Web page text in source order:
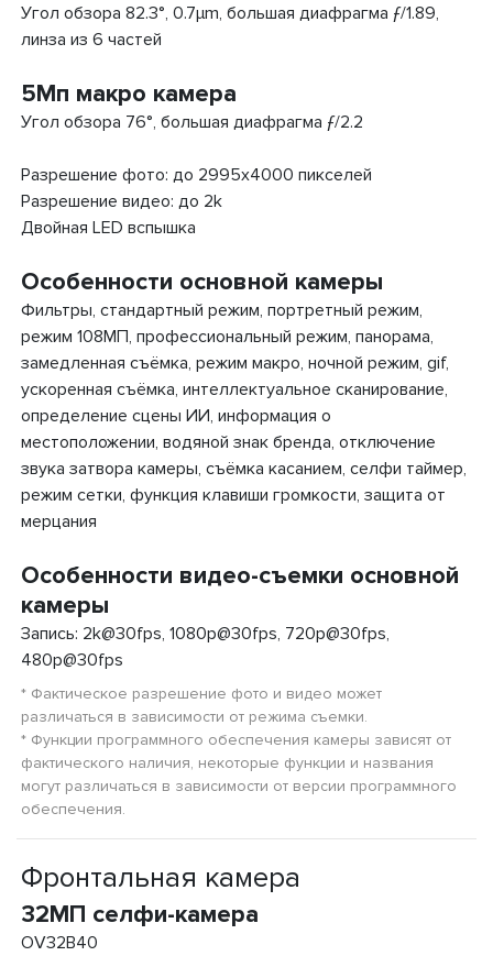
Угол обзора 82.3°, 0.7μm, большая диафрагма ƒ/1.89,
линза из 6 частей
5Мп макро камера
Угол обзора 76°, большая диафрагма ƒ/2.2
Разрешение фото: до 2995x4000 пикселей
Разрешение видео: до 2k
Двойная LED вспышка
Особенности основной камеры
Фильтры, стандартный режим, портретный режим,
режим 108МП, профессиональный режим, панорама,
замедленная съёмка, режим макро, ночной режим, gif,
ускоренная съёмка, интеллектуальное сканирование,
определение сцены ИИ, информация о
местоположении, водяной знак бренда, отключение
звука затвора камеры, съёмка касанием, селфи таймер,
режим сетки, функция клавиши громкости, защита от
мерцания
Особенности видео-съемки основной
камеры
Запись: 2k@30fps, 1080p@30fps, 720p@30fps,
480p@30fps
* Фактическое разрешение фото и видео может
различаться в зависимости от режима съемки.
* Функции программного обеспечения камеры зависят от
фактического наличия, некоторые функции и названия
могут различаться в зависимости от версии программного
обеспечения.
Фронтальная камера
32МП селфи-камера
OV32B40